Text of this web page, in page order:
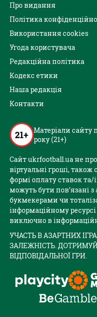
Про видання
Політика
Використання cookies
Угода користувача
Редакційна політика
Кодекс етики
Наша редакція
Контакти
21+ Матеріали сайту
року (21+)
Сайт ukrfootball.ua не
віртуальні гроші,
формі оплату ставок та/
можуть бути пов’язані
букмекерами чи
інформаційному
виключно в
УЧАСТЬ В АЗАРТНИХ
ЗАЛЕЖНІСТЬ.
ВІДПОВІДАЛЬНОЇ ГРИ.